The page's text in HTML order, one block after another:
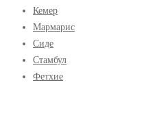
Кемер
Мармарис
Сиде
Стамбул
Фетхие